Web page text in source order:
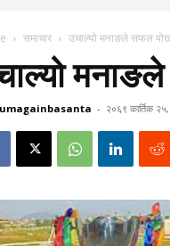
समाचार उचाल्यो मनाङले सफल
- २०६९ कार्तिक